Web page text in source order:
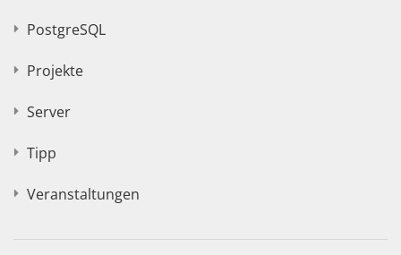
PostgreSQL
Projekte
Server
Tipp
Veranstaltungen